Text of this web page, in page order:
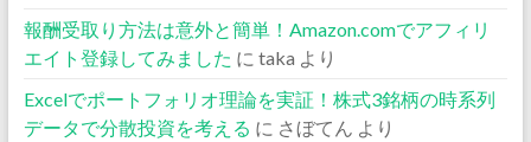
報酬受取り方法は意外と簡単！Amazon.comでアフィリ
エイト登録してみました に taka より
Excelでポートフォリオ理論を実証！株式3銘柄の時系列
データで分散投資を考える に さぼてん より